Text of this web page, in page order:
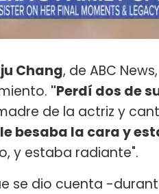
Chang, de ABC
"Perdí dos de
de la actriz y
le besaba la cara y
y estaba radiante".
se dio cuenta -